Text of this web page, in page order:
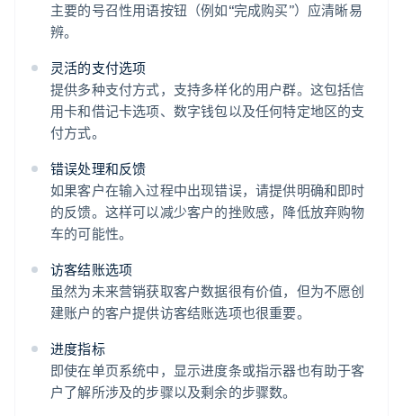
主要的号召性用语按钮（例如“完成购买”）应清晰易
辨。
灵活的支付选项
提供多种支付方式，支持多样化的用户群。这包括信
用卡和借记卡选项、数字钱包以及任何特定地区的支
付方式。
错误处理和反馈
如果客户在输入过程中出现错误，请提供明确和即时
的反馈。这样可以减少客户的挫败感，降低放弃购物
车的可能性。
访客结账选项
虽然为未来营销获取客户数据很有价值，但为不愿创
建账户的客户提供访客结账选项也很重要。
进度指标
即使在单页系统中，显示进度条或指示器也有助于客
户了解所涉及的步骤以及剩余的步骤数。